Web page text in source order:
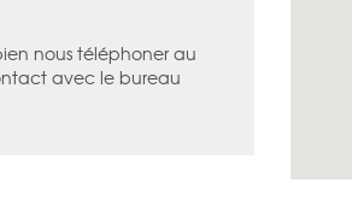
nous téléphoner au
avec le bureau